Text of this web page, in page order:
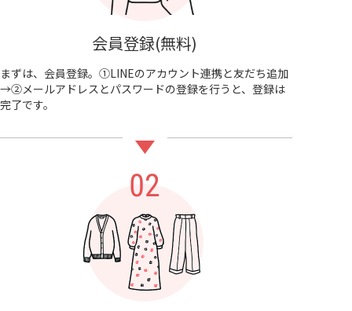
会員登録(無料)
まずは、会員登録。①LINEのアカウント連携と友だち追加
→②メールアドレスとパスワードの登録を行うと、登録は
完了です。